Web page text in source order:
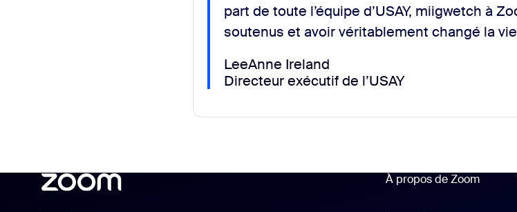
part de toute l’équipe d’USAY, miigwetch à
soutenus et avoir véritablement changé la
LeeAnne Ireland
Directeur exécutif de l’USAY
À propos de Zoom